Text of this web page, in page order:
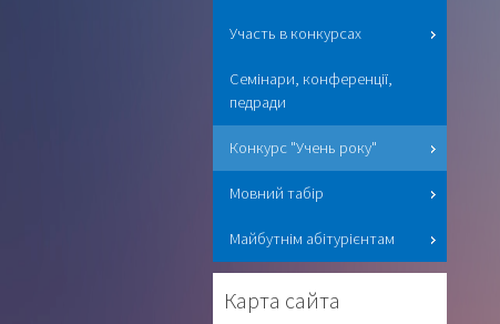
Участь в конкурсах
Семінари, конференції,
педради
Конкурс "Учень року"
Мовний табір
Майбутнім абітурієнтам
Карта сайта